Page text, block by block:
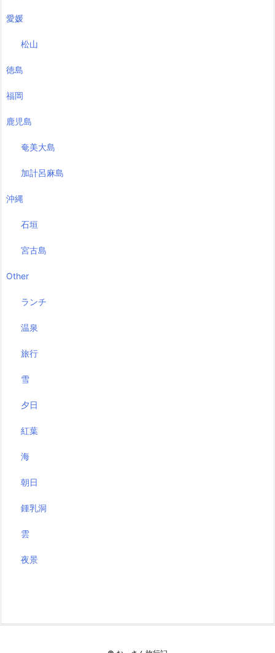
愛媛
松山
徳島
福岡
鹿児島
奄美大島
加計呂麻島
沖縄
石垣
宮古島
Other
ランチ
温泉
旅行
雪
夕日
紅葉
海
朝日
鍾乳洞
雲
夜景